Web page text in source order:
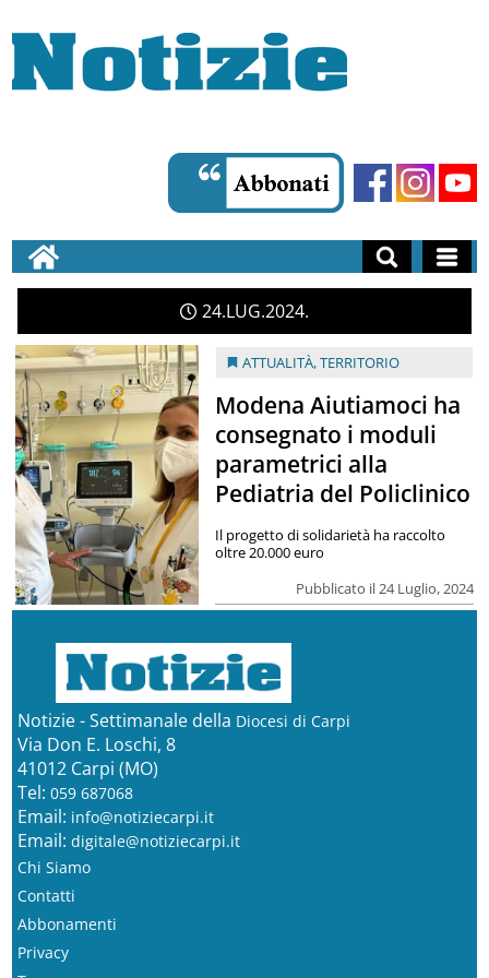
24 LUG 2024
ATTUALITÀ,TERRITORIO
Modena Aiutiamoci ha
consegnato i moduli
parametrici alla
Pediatria del Policlinico
Pubblicato il 24 Luglio, 2024
Il progetto di solidarietà ha raccolto
oltre 20.000 euro
Notizie - Settimanale della Diocesi di Carpi
Via Don E. Loschi, 8
41012 Carpi (MO)
Tel: 059 687068
Email: info@notiziecarpi.it
Email: digitale@notiziecarpi.it
Chi Siamo
Contatti
Abbonamenti
Privacy